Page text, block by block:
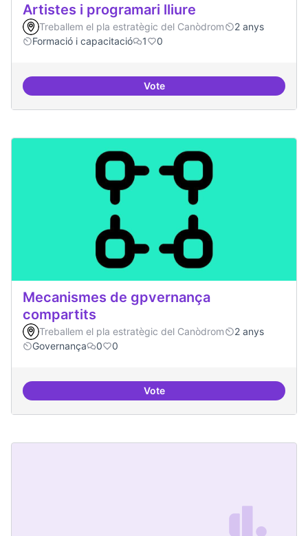
Artistes i programari lliure
Treballem el pla estratègic del Canòdrom
2 anys
Formació i capacitació
1 0
VoteArtistes i programari lliure
Mecanismes de gpvernança
compartits
Treballem el pla estratègic del Canòdrom
2 anys
Governança
0 0
VoteMecanismes de gpvernança